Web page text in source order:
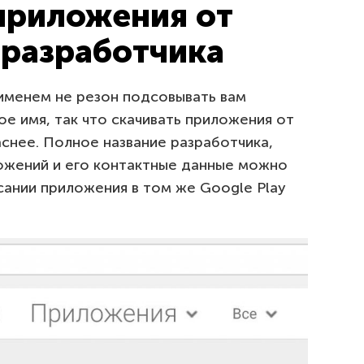
от
не резон подсовывать вам
имя, так что скачивать приложения от
Полное название разработчика,
и его контактные данные можно
приложения в том же Google Play